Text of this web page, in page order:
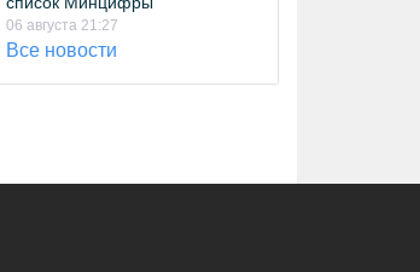
06 августа 21:27
Все новости